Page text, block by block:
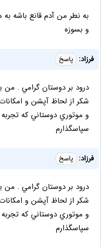
به نطر من آدم قانع باشه
و بسوزه
فرزاد: پاسخ
شكر از لحاظ آپشن و
و موتوري دوستاني كه
سپاسگذارم
فرزاد: پاسخ
شكر از لحاظ آپشن و
و موتوري دوستاني كه
سپاسگذارم